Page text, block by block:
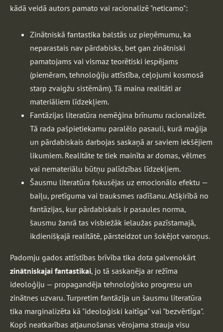
kādā veidā autors pamato vai racionalizē "neticamo":
Zinātniskā fantastika balstās uz pieņēmumu, ka
neparastais nav pārdabisks, bet gan zinātniski
pamatojams vai vismaz teorētiski iespējams
(piemēram, tehnoloģiju attīstība, ceļojumi kosmosā
starp zvaigžu sistēmām). Tā maina realitāti ar
materiāliem līdzekļiem.
Fantāzijas literatūra nemēģina brīnumu racionalizēt.
Tā rada pašpietiekamu paralēlo pasauli, kurā maģija
un pārdabiskais darbojas saskaņā ar saviem iekšējiem
likumiem. Realitāte te tiek mainīta ar domas, vēlmes
vai nemateriālu būtņu palīdzības līdzekļiem.
Šausmu literatūra fokusējas uz emocionālo efektu —
baiļu, pretīguma vai trauksmes radīšanu. Atšķirībā no
fantāzijas, kur pārdabiskais ir pasaules norma,
šausmu žanrā tas visbiežāk ielaužas pazīstamajā,
ikdienišķajā realitātē, pārsteidzot un šokējot varoņus.
Padomju gados attīstības brīvība tika dota galvenokārt
zinātniskajai fantastikai, jo tā saskanēja ar režīma
ideoloģiju — propagandēja tehnoloģisko progresu un
zinātnes uzvaru. Turpretim fantāzija un šausmu literatūra
tika marginalizēta kā "ideoloģiski kaitīga" vai "bezvērtīga".
Kopš neatkarības atjaunošanas vērojama strauja visu